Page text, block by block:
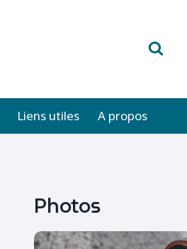
Liens utiles A propos
Photos